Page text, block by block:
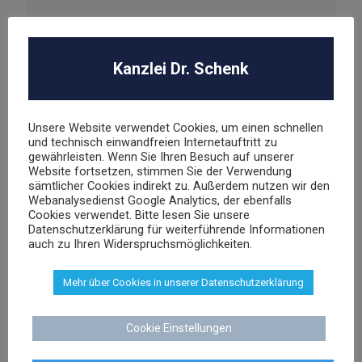
Dr. Stephan Schenk
Rechtsanwalt und Fachanwalt für gewerblichen
Rechtsschutz
sschenk@dr-schenk.net
Kanzlei Dr. Schenk
Unsere Website verwendet Cookies, um einen schnellen
und technisch einwandfreien Internetauftritt zu
gewährleisten. Wenn Sie Ihren Besuch auf unserer
Website fortsetzen, stimmen Sie der Verwendung
sämtlicher Cookies indirekt zu. Außerdem nutzen wir den
Webanalysedienst Google Analytics, der ebenfalls
Cookies verwendet. Bitte lesen Sie unsere
Datenschutzerklärung für weiterführende Informationen
auch zu Ihren Widerspruchsmöglichkeiten.
Mehr über Cookies in unserer Datenschutzerklärung
Cookie Einstellungen